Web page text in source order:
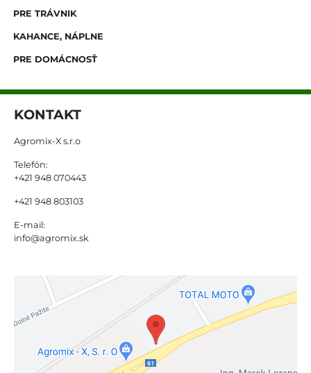
PRE TRÁVNIK
KAHANCE, NÁPLNE
PRE DOMÁCNOSŤ
KONTAKT
Agromix-X s.r.o
Telefón:
+421 948 070443
+421 948 803103
E-mail:
info@agromix.sk